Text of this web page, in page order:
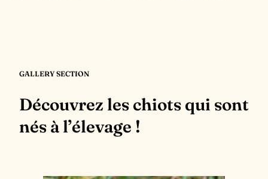
GALLERY SECTION
Découvrez les chiots qui sont
nés à l’élevage !